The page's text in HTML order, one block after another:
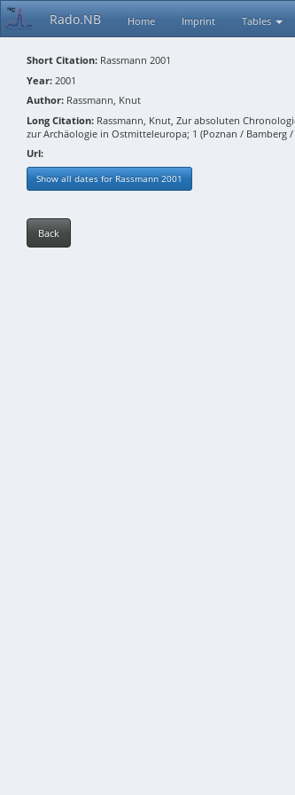
Rado.NB Home Imprint Tables
Short Citation: Rassmann 2001
Year: 2001
Author: Rassmann, Knut
Long Citation: Rassmann, Knut, Zur absoluten
zur Archäologie in Ostmitteleuropa; 1 (Poznan / Bamberg /
Url:
Show all dates for Rassmann 2001
Back